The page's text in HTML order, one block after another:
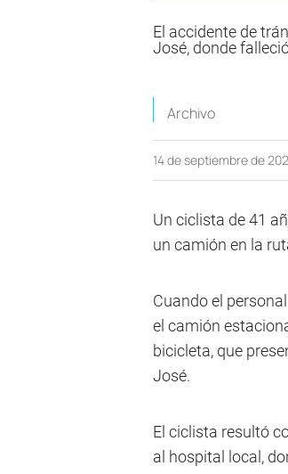
El accidente de
José, donde
Archivo
14 de septiembre de
Un ciclista de 41
un camión en la
Cuando el
el camión
bicicleta, que
José.
El ciclista resultó
al hospital local,